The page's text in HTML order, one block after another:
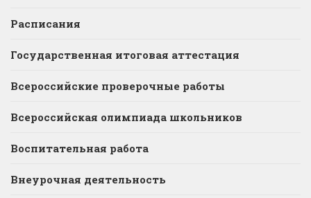
Расписания
Государственная итоговая аттестация
Всероссийские проверочные работы
Всероссийская олимпиада школьников
Воспитательная работа
Внеурочная деятельность